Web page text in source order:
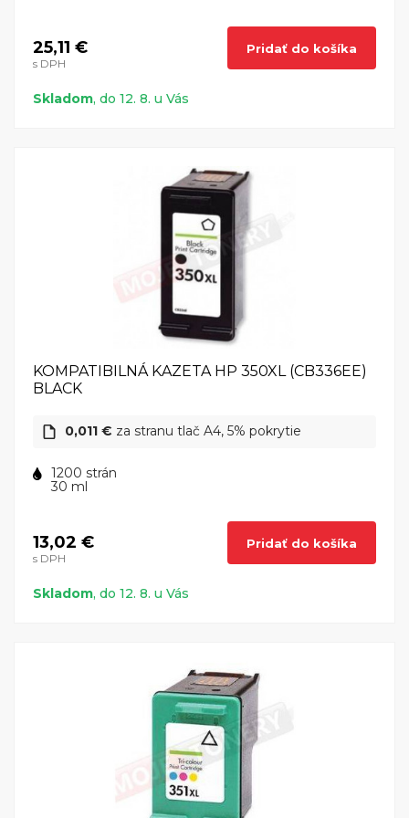
25,11 €
s DPH
Pridať do košíka
Skladom, do 12. 8. u Vás
KOMPATIBILNÁ KAZETA HP 350XL (CB336EE)
BLACK
0,011 € za stranu tlač A4, 5% pokrytie
1200 strán
30 ml
13,02 €
s DPH
Pridať do košíka
Skladom, do 12. 8. u Vás